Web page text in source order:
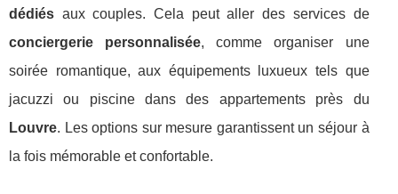
dédiés aux couples. Cela peut aller des services de
conciergerie personnalisée, comme organiser une
soirée romantique, aux équipements luxueux tels que
jacuzzi ou piscine dans des appartements près du
Louvre. Les options sur mesure garantissent un séjour à
la fois mémorable et confortable.